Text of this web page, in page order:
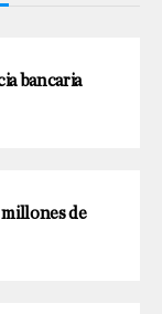
bancaria
millones de